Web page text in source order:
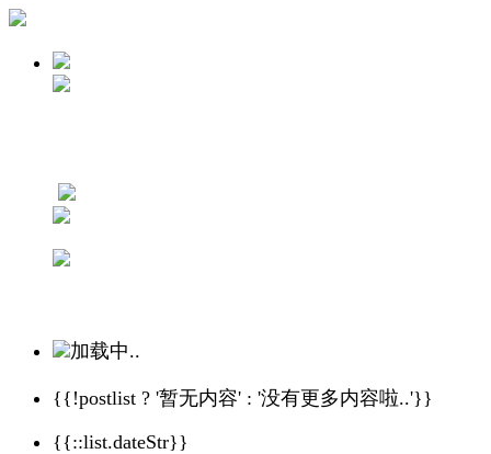
加载中..
{{!postlist ? '暂无内容' : '没有更多内容啦..'}}
{{::list.dateStr}}